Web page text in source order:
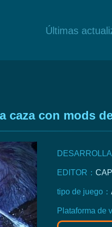
Últimas
caza con mods
EDITOR：
tipo de juego：
Plataforma de